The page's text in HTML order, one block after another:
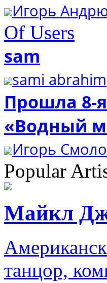
Игорь
Of Users
sam
sami abrahim
Прошла 8-
«Водный
Игорь
Popular
Майкл
танцор,